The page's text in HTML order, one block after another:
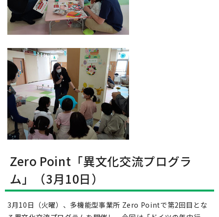
Zero Point「異文化交流プログラ
ム」（3月10日）
3月10日（火曜）、多機能型事業所 Zero Pointで第2回目とな